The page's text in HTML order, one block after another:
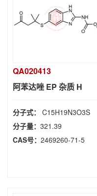
QA020413
阿苯达唑 EP 杂质 H
分子式： C15H19N3O3S
分子量： 321.39
CAS号： 2469260-71-5